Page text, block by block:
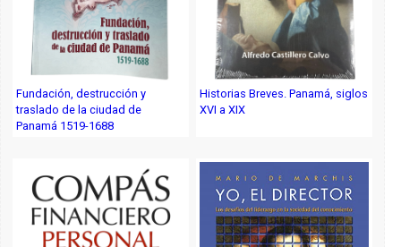
Fundación, destrucción y
traslado de la ciudad de
Panamá 1519-1688
Historias Breves. Panamá, siglos
XVI a XIX